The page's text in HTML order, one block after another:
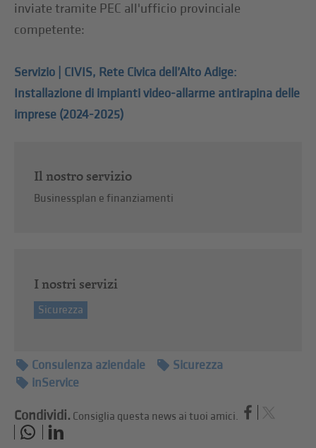
inviate tramite PEC all'ufficio provinciale
competente:
Servizio | CIVIS, Rete Civica dell’Alto Adige:
Installazione di impianti video-allarme antirapina delle
imprese (2024-2025)
Il nostro servizio
Businessplan e finanziamenti
I nostri servizi
Sicurezza
Consulenza aziendale
Sicurezza
inService
Condividi. Consiglia questa news ai tuoi amici.